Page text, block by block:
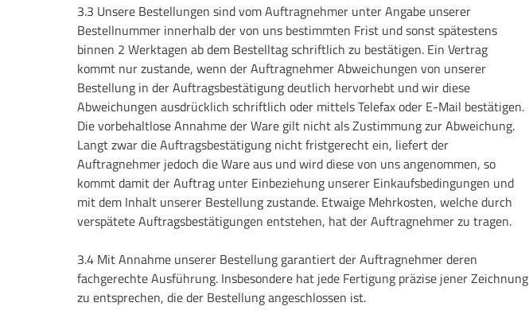
3.3 Unsere Bestellungen sind vom Auftragnehmer unter Angabe unserer
Bestellnummer innerhalb der von uns bestimmten Frist und sonst spätestens
binnen 2 Werktagen ab dem Bestelltag schriftlich zu bestätigen. Ein Vertrag
kommt nur zustande, wenn der Auftragnehmer Abweichungen von unserer
Bestellung in der Auftragsbestätigung deutlich hervorhebt und wir diese
Abweichungen ausdrücklich schriftlich oder mittels Telefax oder E-Mail bestätigen.
Die vorbehaltlose Annahme der Ware gilt nicht als Zustimmung zur Abweichung.
Langt zwar die Auftragsbestätigung nicht fristgerecht ein, liefert der
Auftragnehmer jedoch die Ware aus und wird diese von uns angenommen, so
kommt damit der Auftrag unter Einbeziehung unserer Einkaufsbedingungen und
mit dem Inhalt unserer Bestellung zustande. Etwaige Mehrkosten, welche durch
verspätete Auftragsbestätigungen entstehen, hat der Auftragnehmer zu tragen.
3.4 Mit Annahme unserer Bestellung garantiert der Auftragnehmer deren
fachgerechte Ausführung. Insbesondere hat jede Fertigung präzise jener Zeichnung
zu entsprechen, die der Bestellung angeschlossen ist.